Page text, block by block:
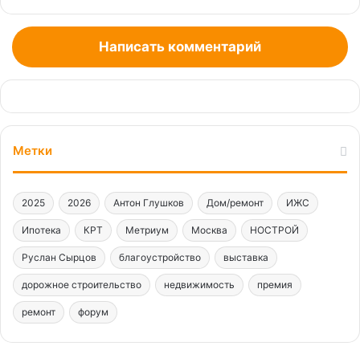
Написать комментарий
Метки
2025 2026 Антон Глушков Дом/ремонт ИЖС
Ипотека КРТ Метриум Москва НОСТРОЙ
Руслан Сырцов благоустройство выставка
дорожное строительство недвижимость премия
ремонт форум